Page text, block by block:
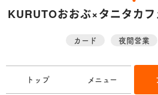
KURUTOおおぶ×タニタカフ
カード 夜間営業
トップ メニュー